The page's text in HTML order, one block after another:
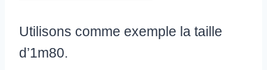
Utilisons comme exemple la taille
d’1m80.